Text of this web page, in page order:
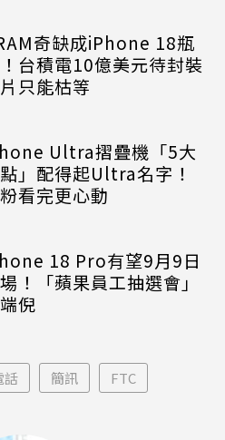
奇缺成iPhone 18瓶
台積電10億美元待封裝
只能枯等
Ultra摺疊機「5大
」配得起Ultra名字！
看完更心動
18 Pro有望9月9日
！「蘋果員工抽選會」
倪
話 簡訊 FTC